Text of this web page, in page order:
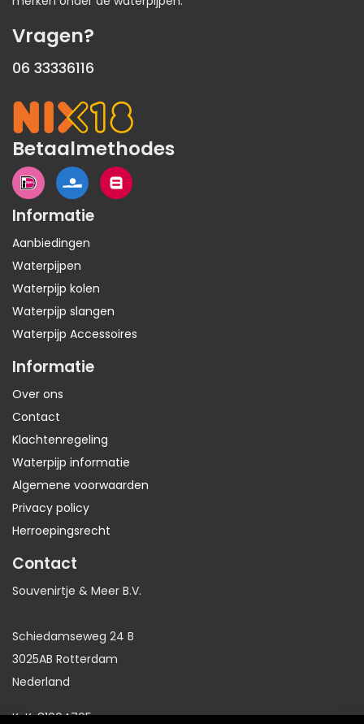
Vragen?
06 33336116
Betaalmethodes
Informatie
Aanbiedingen
Waterpijpen
Waterpijp kolen
Waterpijp slangen
Waterpijp Accessoires
Informatie
Over ons
Contact
Klachtenregeling
Waterpijp informatie
Algemene voorwaarden
Privacy policy
Herroepingsrecht
Contact
Souvenirtje & Meer B.V.
Schiedamseweg 24 B
3025AB Rotterdam
Nederland
KvK: 81064705